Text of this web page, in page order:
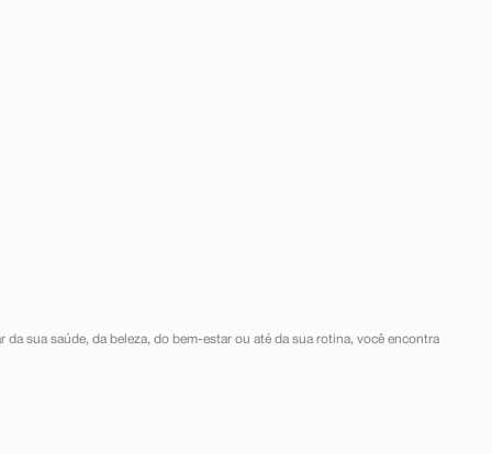
sua saúde, da beleza, do bem-estar ou até da sua rotina, você encontra